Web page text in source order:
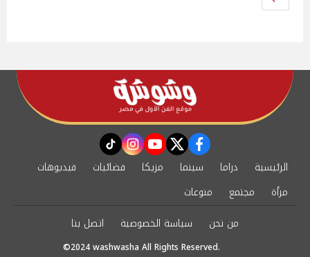
facebook
twitter
youtube
instagram
tiktok
الرئيسية دراما سينما مزيكا فضائيات
فيديوهات
مرأة
مجتمع
منوعات
من نحن
سياسة الخصوصية اتصل بنا
©2024 washwasha All Rights Reserved.